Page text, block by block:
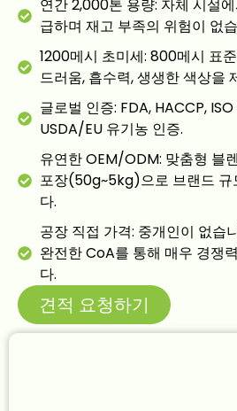
연간 2,000톤 용량: 자체 시설
급하며 재고 부족의 위험이 없
1200메시 초미세: 800메시 표
드러움, 흡수력, 생생한 색상을
글로벌 인증: FDA, HACCP,
USDA/EU 유기농 인증.
유연한 OEM/ODM: 맞춤형 블
포장(50g~5kg)으로 브랜드 규
다.
공장 직접 가격: 중개인이 없습
완전한 CoA를 통해 매우 경쟁
다.
견적 요청하기